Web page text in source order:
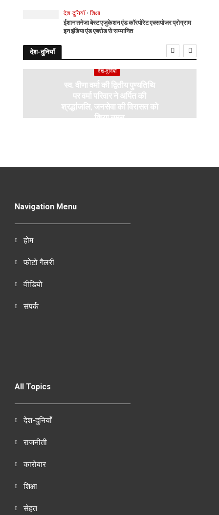
देश-दुनियाँ • शिक्षा
ईशान तनेजा बेस्ट एजुकेशन एंड कॉरपोरेट एक्सपोजर प्रोग्राम
इन इंडिया एंड एबरोड से सम्मानित
देश-दुनियाँ
देश-दुनियाँ
स्व. वीणा वर्मा की द्वितीय पुण्यतिथि
पर वर्मा परिवार ने अर्पित की
श्रद्धांजलि, जनसेवा की विरासत को
किया नमन
Navigation Menu
होम
फोटो गैलरी
वीडियो
संपर्क
All Topics
देश-दुनियाँ
राजनीती
कारोबार
शिक्षा
सेहत